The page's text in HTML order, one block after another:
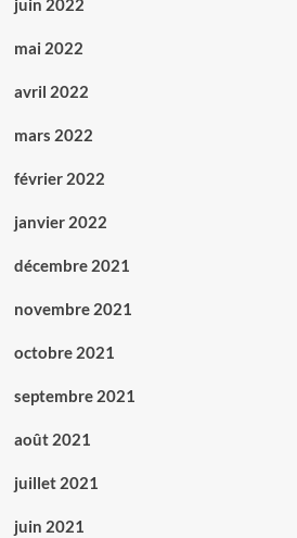
juin 2022
mai 2022
avril 2022
mars 2022
février 2022
janvier 2022
décembre 2021
novembre 2021
octobre 2021
septembre 2021
août 2021
juillet 2021
juin 2021